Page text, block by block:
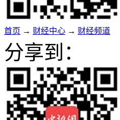
首页 → 财经中心 → 财经频道
分享到：